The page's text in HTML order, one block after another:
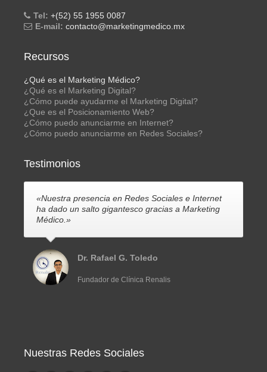
Tel: +(52) 55 1955 0087
E-mail: contacto@marketingmedico.mx
Recursos
¿Qué es el Marketing Médico?
¿Qué es el Marketing Digital?
¿Cómo puede ayudarme el Marketing Digital?
¿Que es el Posicionamiento Web?
¿Cómo puedo anunciarme en Internet?
¿Cómo puedo anunciarme en Redes Sociales?
Testimonios
«Nuestra presencia en Redes Sociales e Internet
ha dado un salto gigantesco gracias a Marketing
Médico.»
Dr. Rafael G. Toledo
Fundador de Clínica Renalis
Nuestras Redes Sociales